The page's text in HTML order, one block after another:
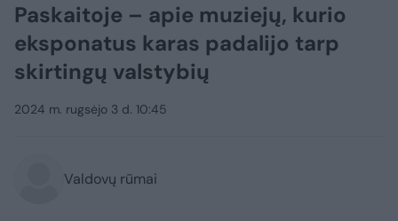
Paskaitoje – apie muziejų, kurio
eksponatus karas padalijo tarp
skirtingų valstybių
2024 m. rugsėjo 3 d. 10:45
Valdovų rūmai